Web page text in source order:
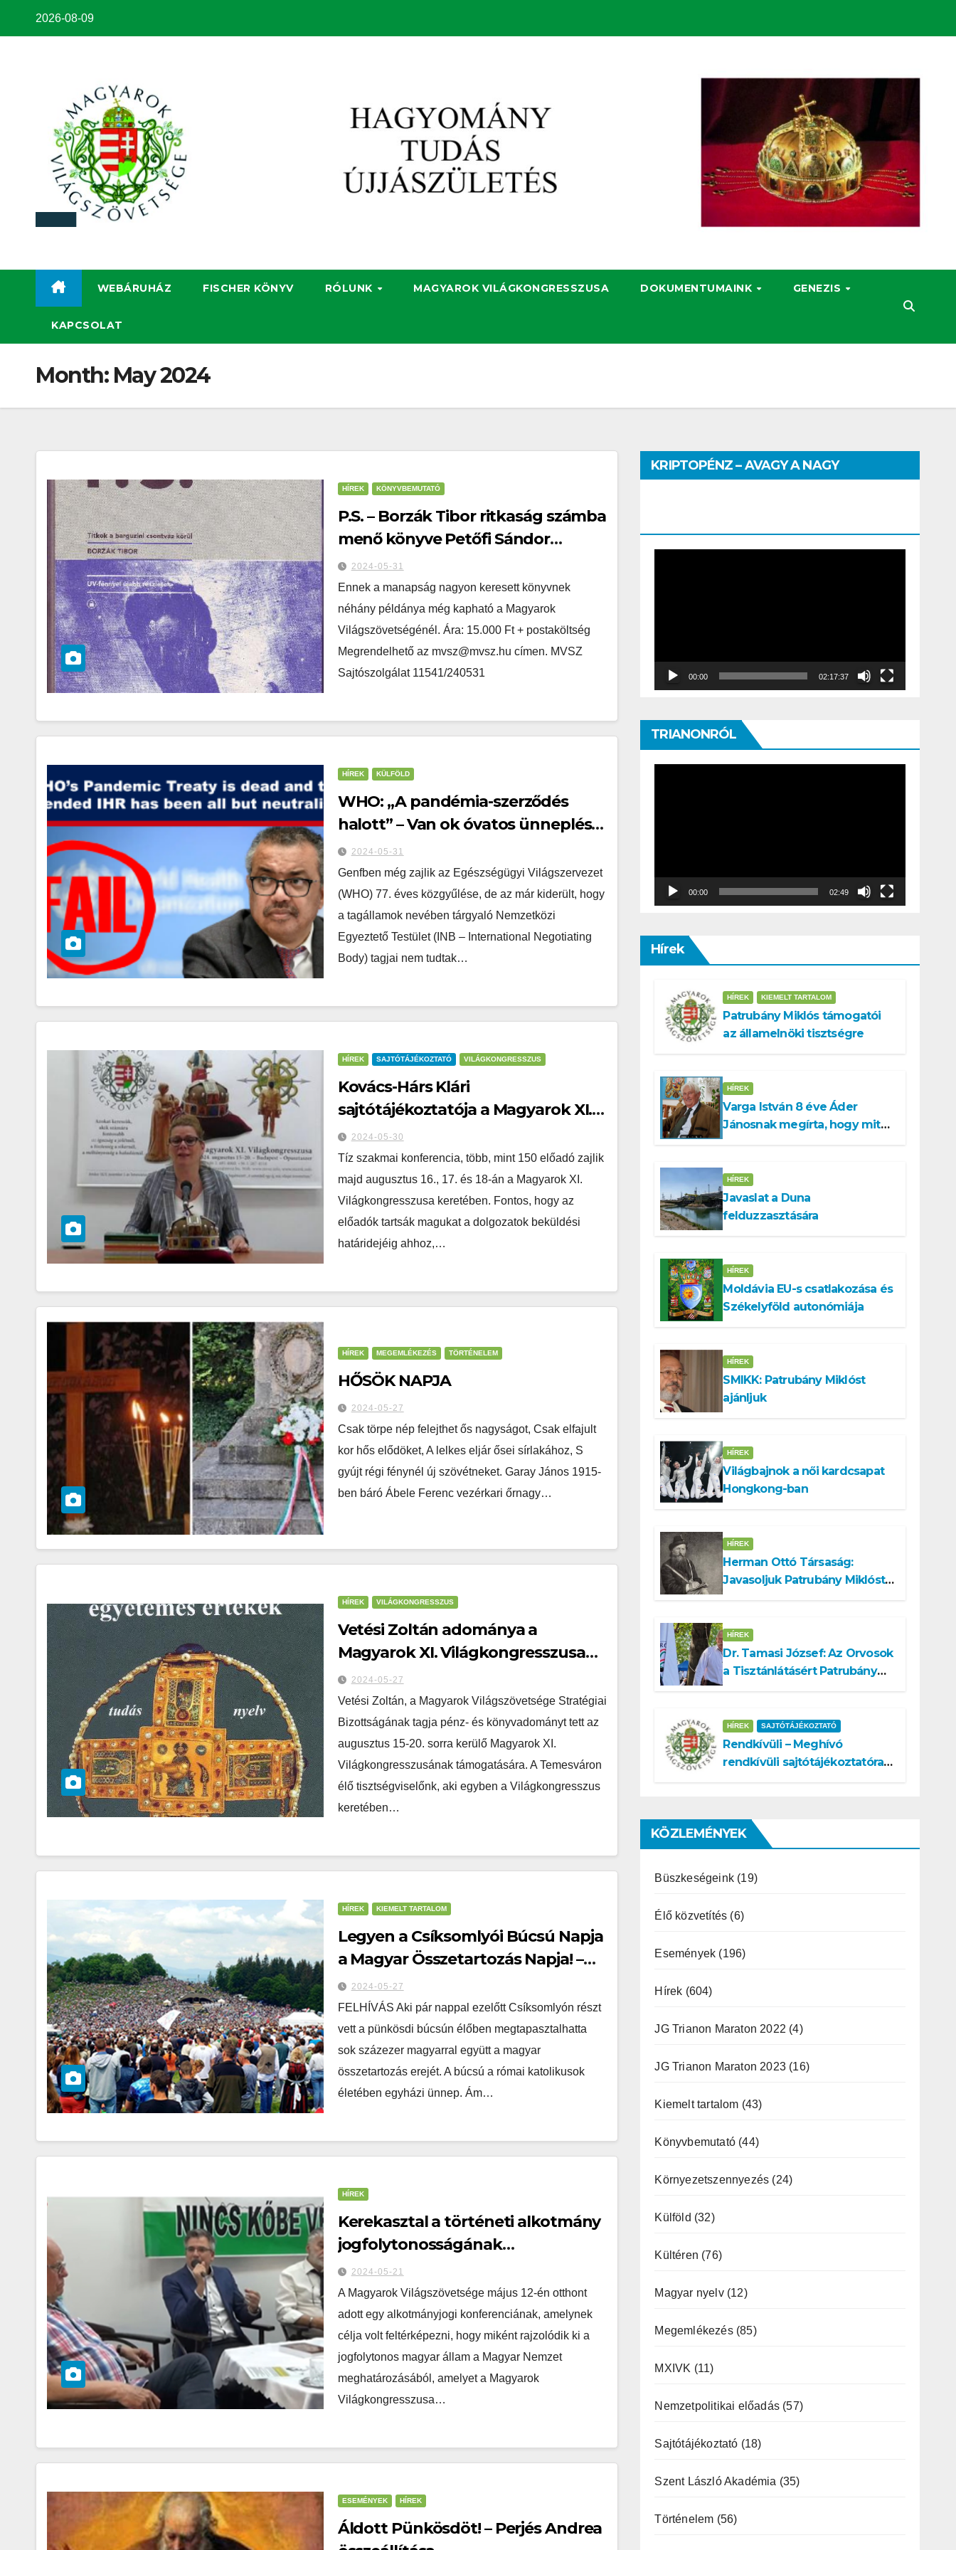
2026-08-09
WEBÁRUHÁZ FISCHER KÖNYV RÓLUNK MAGYAROK VILÁGKONGRESSZUSA DOKUMENTUMAINK GENEZIS
KAPCSOLAT
Month: May 2024
HÍREK KÖNYVBEMUTATÓ
P.S. – Borzák Tibor ritkaság számba
menő könyve Petőfi Sándor
sorsáról
2024-05-31
Ennek a manapság nagyon keresett könyvnek
néhány példánya még kapható a Magyarok
Világszövetségénél. Ára: 15.000 Ft + postaköltség
Megrendelhető az mvsz@mvsz.hu címen. MVSZ
Sajtószolgálat 11541/240531
HÍREK KÜLFÖLD
WHO: „A pandémia-szerződés
halott” – Van ok óvatos ünneplésre
– Figyelmeztetés a „nemzeti”
kormányunknak: a magyar
nemzet jelképe nem a strucc,
hanem a TURUL!
2024-05-31
Genfben még zajlik az Egészségügyi Világszervezet
(WHO) 77. éves közgyűlése, de az már kiderült, hogy
a tagállamok nevében tárgyaló Nemzetközi
Egyeztető Testület (INB – International Negotiating
Body) tagjai nem tudtak…
HÍREK SAJTÓTÁJÉKOZTATÓ VILÁGKONGRESSZUS
Kovács-Hárs Klári
sajtótájékoztatója a Magyarok XI.
Világkongresszusának
konferenciáiról
2024-05-30
Tíz szakmai konferencia, több, mint 150 előadó zajlik
majd augusztus 16., 17. és 18-án a Magyarok XI.
Világkongresszusa keretében. Fontos, hogy az
előadók tartsák magukat a dolgozatok beküldési
határidejéig ahhoz,…
HÍREK MEGEMLÉKEZÉS TÖRTÉNELEM
HŐSÖK NAPJA
2024-05-27
Csak törpe nép felejthet ős nagyságot, Csak elfajult
kor hős elődöket, A lelkes eljár ősei sírlakához, S
gyújt régi fénynél új szövétneket. Garay János 1915-
ben báró Ábele Ferenc vezérkari őrnagy…
HÍREK VILÁGKONGRESSZUS
Vetési Zoltán adománya a
Magyarok XI. Világkongresszusa
megrendezésére
2024-05-27
Vetési Zoltán, a Magyarok Világszövetsége Stratégiai
Bizottságának tagja pénz- és könyvadományt tett az
augusztus 15-20. sorra kerülő Magyarok XI.
Világkongresszusának támogatására. A Temesváron
élő tisztségviselőnk, aki egyben a Világkongresszus
keretében…
HÍREK KIEMELT TARTALOM
Legyen a Csíksomlyói Búcsú Napja
a Magyar Összetartozás Napja! –
Patrubány Miklós és Gábor Ferenc
felhívása, amelyhez csatlakozni
lehet
2024-05-27
FELHÍVÁS Aki pár nappal ezelőtt Csíksomlyón részt
vett a pünkösdi búcsún élőben megtapasztalhatta
sok százezer magyarral együtt a magyar
összetartozás erejét. A búcsú a római katolikusok
életében egyházi ünnep. Ám…
HÍREK
Kerekasztal a történeti alkotmány
jogfolytonosságának
helyreállításáról
2024-05-21
A Magyarok Világszövetsége május 12-én otthont
adott egy alkotmányjogi konferenciának, amelynek
célja volt feltérképezni, hogy miként rajzolódik ki a
jogfolytonos magyar állam a Magyar Nemzet
meghatározásából, amelyet a Magyarok
Világkongresszusa…
ESEMÉNYEK HÍREK
Áldott Pünkösdöt! – Perjés Andrea
KRIPTOPÉNZ – AVAGY A NAGY
00:00 02:17:37
TRIANONRÓL
00:00 02:49
Hírek
HÍREK KIEMELT TARTALOM
Patrubány Miklós támogatói
az államelnöki tisztségre
HÍREK
Varga István 8 éve Áder
Jánosnak megírta, hogy mit
HÍREK
Javaslat a Duna
felduzzasztására
HÍREK
Moldávia EU-s csatlakozása és
Székelyföld autonómiája
HÍREK
SMIKK: Patrubány Miklóst
ajánljuk
HÍREK
Világbajnok a női kardcsapat
Hongkong-ban
HÍREK
Herman Ottó Társaság:
Javasoljuk Patrubány Miklóst
HÍREK
Dr. Tamasi József: Az Orvosok
a Tisztánlátásért Patrubány
HÍREK SAJTÓTÁJÉKOZTATÓ
Rendkívüli – Meghívó
rendkívüli sajtótájékoztatóra –
KÖZLEMÉNYEK
Büszkeségeink(19)
Élő közvetítés (6)
Események (196)
Hírek (604)
JG Trianon Maraton 2022 (4)
JG Trianon Maraton 2023(16)
Kiemelt tartalom (43)
Könyvbemutató(44)
Környezetszennyezés (24)
Külföld (32)
Kültéren (76)
Magyar nyelv(12)
Megemlékezés(85)
MXIVK (11)
Nemzetpolitikai előadás(57)
Sajtótájékoztató (18)
Szent László Akadémia (35)
Történelem (56)